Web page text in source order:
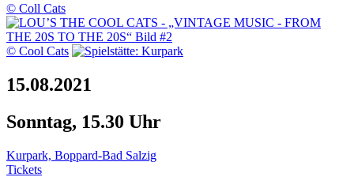
© Coll Cats
© Cool Cats
15.08.2021
Sonntag, 15.30 Uhr
Kurpark, Boppard-Bad Salzig
Tickets